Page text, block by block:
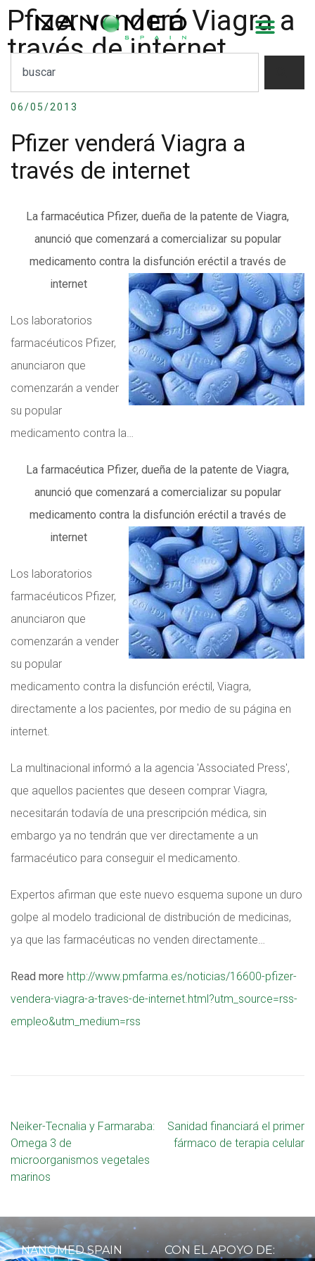
Pfizer venderá Viagra a
través de internet
06/05/2013
Pfizer venderá Viagra a
través de internet
La farmacéutica Pfizer, dueña de la patente de Viagra,
anunció que comenzará a comercializar su popular
medicamento contra la disfunción eréctil a través de
internet
Los laboratorios
farmacéuticos Pfizer,
anunciaron que
comenzarán a vender
su popular
medicamento contra la…
La farmacéutica Pfizer, dueña de la patente de Viagra,
anunció que comenzará a comercializar su popular
medicamento contra la disfunción eréctil a través de
internet
Los laboratorios
farmacéuticos Pfizer,
anunciaron que
comenzarán a vender
su popular
medicamento contra la disfunción eréctil, Viagra,
directamente a los pacientes, por medio de su página en
internet.
La multinacional informó a la agencia 'Associated Press',
que aquellos pacientes que deseen comprar Viagra,
necesitarán todavía de una prescripción médica, sin
embargo ya no tendrán que ver directamente a un
farmacéutico para conseguir el medicamento.
Expertos afirman que este nuevo esquema supone un duro
golpe al modelo tradicional de distribución de medicinas,
ya que las farmacéuticas no venden directamente…
Read more http://www.pmfarma.es/noticias/16600-pfizer-
vendera-viagra-a-traves-de-internet.html?utm_source=rss-
empleo&utm_medium=rss
Neiker-Tecnalia y Farmaraba:
Omega 3 de
microorganismos vegetales
marinos
Sanidad financiará el primer
fármaco de terapia celular
NANOMED SPAIN CON EL APOYO DE: